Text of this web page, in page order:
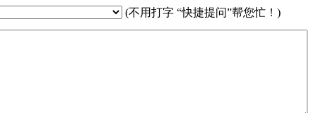
(不用打字 “快捷提问”帮您忙！)